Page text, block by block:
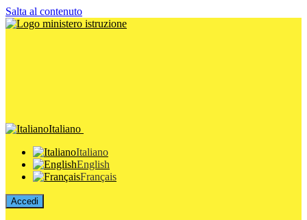
Salta al contenuto
Italiano
Italiano
English
Français
Accedi